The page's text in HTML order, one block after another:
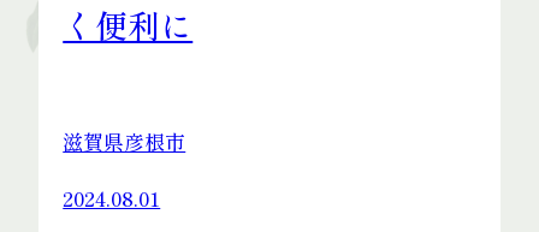
く便利に
滋賀県彦根市
2024.08.01